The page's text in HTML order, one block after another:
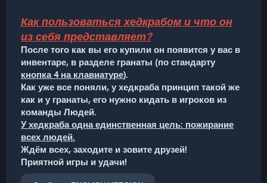
Как пользоваться хедкрабом и что он
из себя представляет?
После того как вы его купили он появится у вас в
инвентаре, в разделе гранаты (по стандарту
кнопка 4 на клавиатуре).
Как уже все поняли, у хедкраба принцип такой же
как и у гранаты, его нужно кидать в игроков из
команды Людей.
У хедкраба одна единственная цель: пожирание
всех людей.
Ждём всех, заходите и зовите друзей!
Приятной игры и удачи!